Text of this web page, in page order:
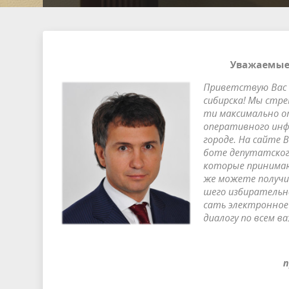
Уважаемые
При­вет­ствую
си­бирс­ка! Мы
ти мак­си­маль­но
опе­ра­тив­но­го
го­ро­де. На сай­те
бо­те
ко­то­рые
же мо­же­те
ше­го
сать
диа­ло­гу по всем